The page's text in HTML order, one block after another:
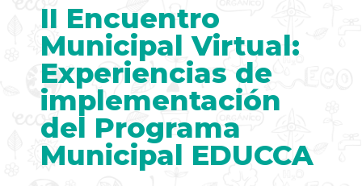
II Encuentro
Municipal Virtual:
Experiencias de
implementación
del Programa
Municipal EDUCCA